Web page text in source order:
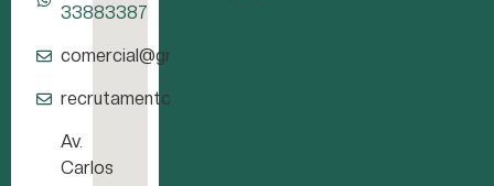
33883387
comercial@granflor.com.br
recrutamento@granflor.com.br
Av.
Carlos